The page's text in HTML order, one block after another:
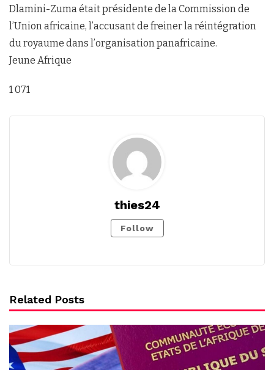
Dlamini-Zuma était présidente de la Commission de
l’Union africaine, l’accusant de freiner la réintégration
du royaume dans l’organisation panafricaine.
Jeune Afrique
1 071
thies24
Follow
Related Posts